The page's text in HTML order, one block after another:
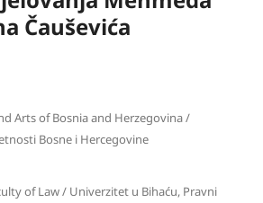
Čauševića
Arts of Bosnia and Herzegovina /
Bosne i Hercegovine
of Law / Univerzitet u Bihaću, Pravni